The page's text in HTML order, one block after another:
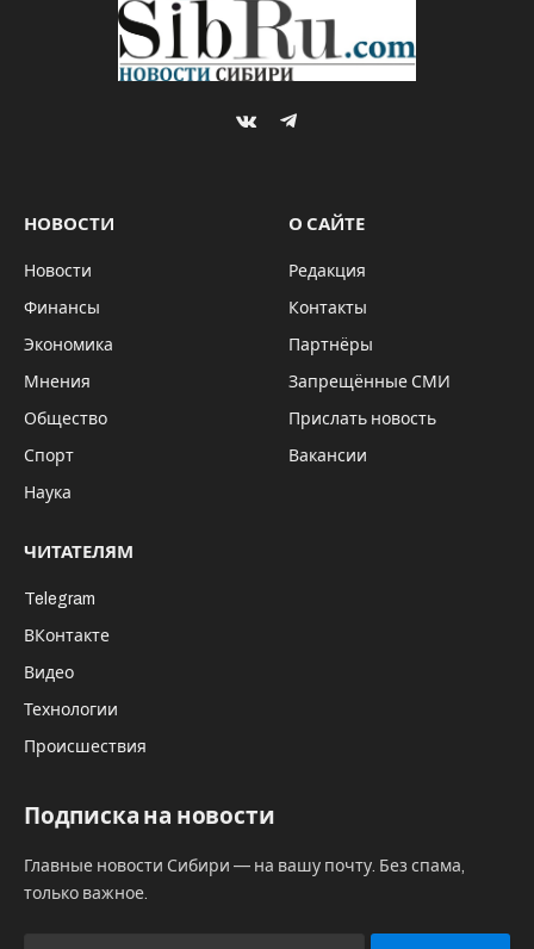
Фаина САВЕНКОВА 24.03.2021 Updated:
Комментариев нет 2 Mins Read
Когда я получала свою первую награду на
конкурсе к юбилею Андрея Усачева, на
Тогда я еще не знала, что меня ждет
впереди.
Просто хотелось встретиться с любимым
писателем, книги которого читала нам с
о котах в темном, почти мертвом доме, при
свете мерцающей и трещащей свечи, и
представляли любимых персонажей.
Был октябрь 2014 года. Света и отопления еще